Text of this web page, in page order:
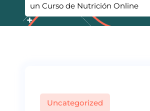
un Curso de Nutrición Online
Uncategorized